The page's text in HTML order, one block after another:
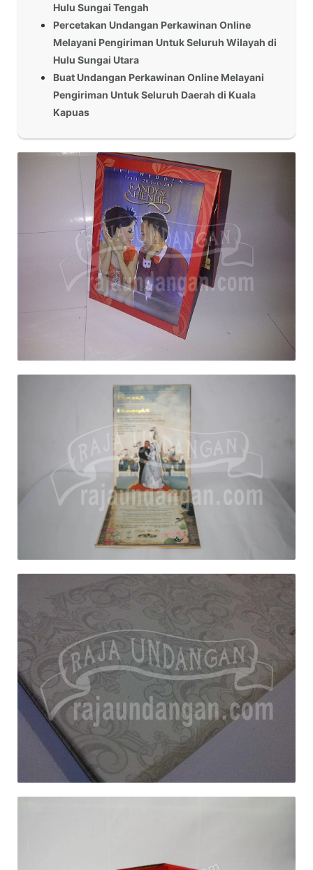
Hulu Sungai Tengah
Percetakan Undangan Perkawinan Online
Melayani Pengiriman Untuk Seluruh Wilayah di
Hulu Sungai Utara
Buat Undangan Perkawinan Online Melayani
Pengiriman Untuk Seluruh Daerah di Kuala
Kapuas